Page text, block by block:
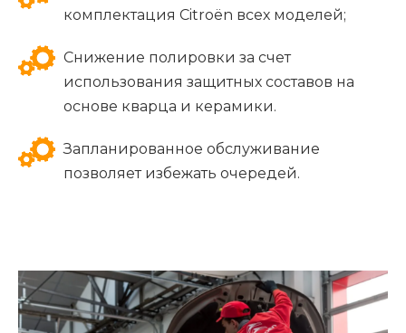
комплектация Citroën всех моделей;
Снижение полировки за счет
использования защитных составов на
основе кварца и керамики.
Запланированное обслуживание
позволяет избежать очередей.